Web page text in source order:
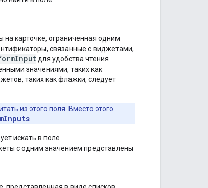
карточке, ограниченная одним
связанные с виджетами,
Input для удобства чтения
значениями, таких как
таких как флажки, следует
из этого поля. Вместо этого
искать в поле
с одним значением представлены